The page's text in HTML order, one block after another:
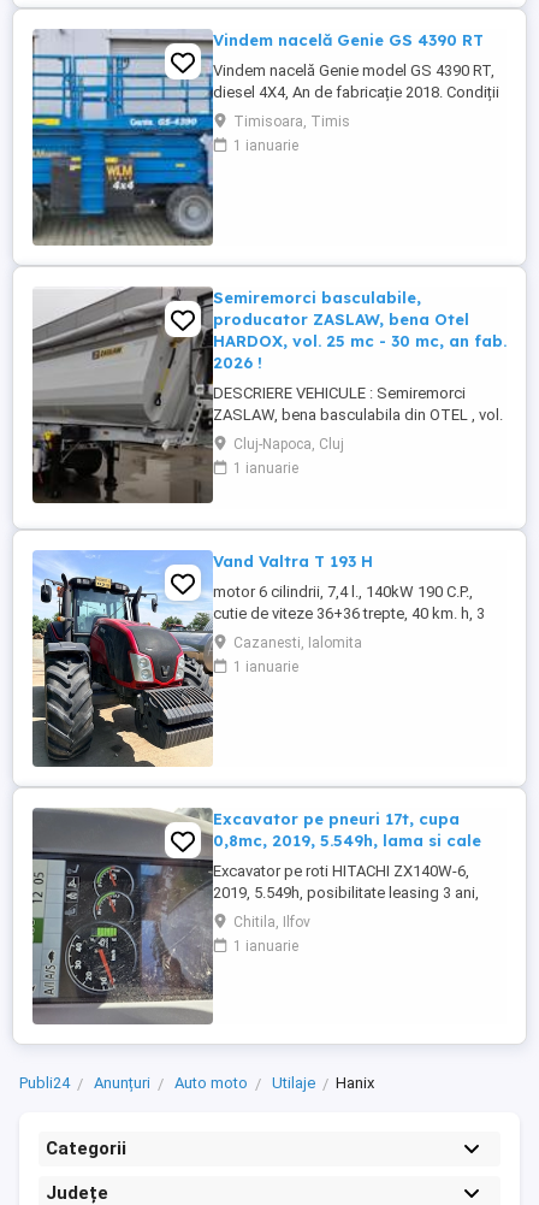
Vindem nacelă Genie GS 4390 RT
Vindem nacelă Genie model GS 4390 RT,
diesel 4X4, An de fabricație 2018. Condiții
foarte bune de funcționare. Garanție 12
luni. Pret 26000 euro + TVA
Timisoara, Timis
1 ianuarie
Semiremorci basculabile,
producator ZASLAW, bena Otel
HARDOX, vol. 25 mc - 30 mc, an fab.
2026 !
DESCRIERE VEHICULE : Semiremorci
ZASLAW, bena basculabila din OTEL , vol.
24 mc - 30 mc, (stoc nou 2026 sau in
fabricatie ZASLAW) . DETALII: -
Semiremorci basculabile pe 3 axe, bena
Cluj-Napoca, Cluj
1 ianuarie
Vand Valtra T 193 H
motor 6 cilindrii, 7,4 l., 140kW 190 C.P.,
cutie de viteze 36+36 trepte, 40 km. h, 3
prize hidraulice, 650 65 r 42 spate, 540 65 r
30, 6.240 ore, an 2013, TVA inclus în preț.
Cazanesti, Ialomita
1 ianuarie
Excavator pe pneuri 17t, cupa
0,8mc, 2019, 5.549h, lama si cale
Excavator pe roti HITACHI ZX140W-6,
2019, 5.549h, posibilitate leasing 3 ani,
STARE FOARTE BUNA. Se poate vedea si
proba in Chitila , sos de Centura Bucuresti
la UTIROM INVEST SRL
Chitila, Ilfov
1 ianuarie
Publi24 Anunțuri Auto moto Utilaje Hanix
Categorii
Județe